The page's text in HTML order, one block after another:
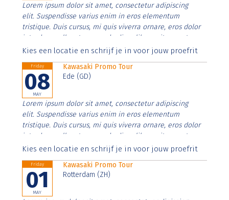
Lorem ipsum dolor sit amet, consectetur adipiscing
elit. Suspendisse varius enim in eros elementum
tristique. Duis cursus, mi quis viverra ornare, eros dolor
interdum nulla, ut commodo diam libero vitae erat.
Aenean faucibus nibh et justo cursus id rutrum lorem
Kies een locatie en schrijf je in voor jouw proefrit
Friday
08
MAY
Kawasaki Promo Tour
Ede (GD)
Lorem ipsum dolor sit amet, consectetur adipiscing
elit. Suspendisse varius enim in eros elementum
tristique. Duis cursus, mi quis viverra ornare, eros dolor
interdum nulla, ut commodo diam libero vitae erat.
Aenean faucibus nibh et justo cursus id rutrum lorem
Kies een locatie en schrijf je in voor jouw proefrit
Friday
01
MAY
Kawasaki Promo Tour
Rotterdam (ZH)